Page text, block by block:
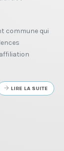
commune qui
LIRE LA SUITE